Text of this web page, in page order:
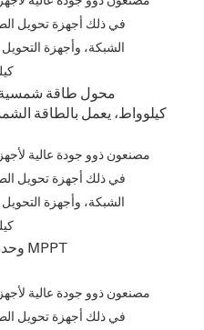
كيلوواط، يعمل بالطاقة
وحدة تحكم شمسية مدمجة بتقنية MPPT